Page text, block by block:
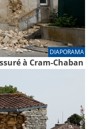
DIAPORAMA
à Cram-Chaban